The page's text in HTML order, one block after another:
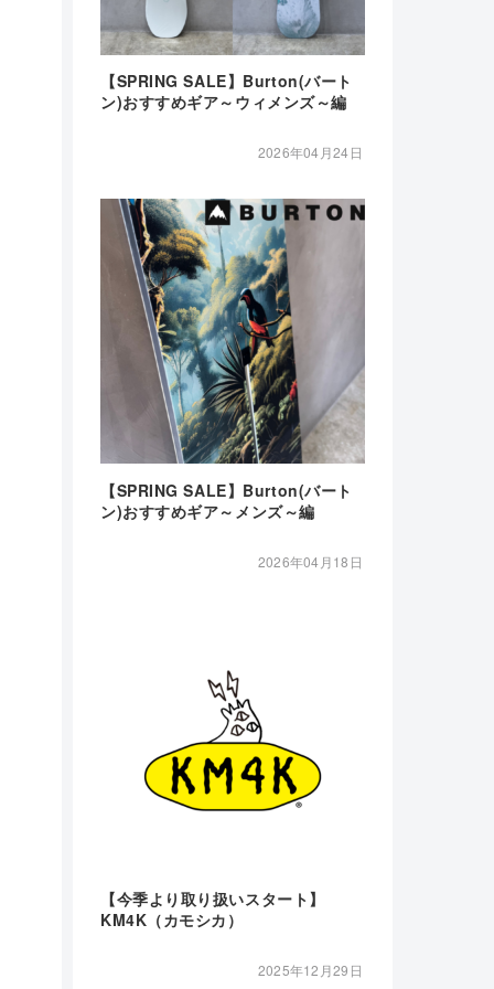
【SPRING SALE】Burton(バート
ン)おすすめギア～ウィメンズ～編
2026年04月24日
【SPRING SALE】Burton(バート
ン)おすすめギア～メンズ～編
2026年04月18日
【今季より取り扱いスタート】
KM4K（カモシカ）
2025年12月29日